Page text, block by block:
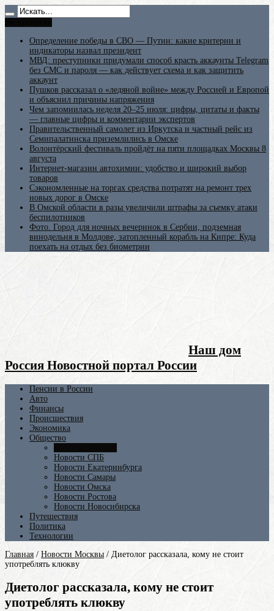
Определение победы в СВО — Путин: какие критерии и
индикаторы назвал президент
МВД: преступники придумали способ красть аккаунты Telegram
без СМС и пароля — как действует схема и как защитить
аккаунт
Пушков рассказал о «ледяной войне» между Россией и Европой
и объяснил причины напряжения
Чем запомнилась неделя 20–25 июля: цифры, цитаты и факты
— главные цифры и комментарии экспертов
Правительственный самолет из Иркутска и частный рейс из
Семипалатинска приземлились в Омске
Волонтёрский фестиваль пройдёт на пяти площадках Москвы 8
августа
Интернет-магазин автохимии: удобство и широкий выбор
товаров
Сэкономленные на торгах средства потратят на ремонт трех
новых дорог в Омске
В Омской области в разы увеличили штрафы за съемку атаки
беспилотников
Фото. Город для ночных вечеринок в Сербии, подземная
винодельня в Молдове, затопленный корабль на Кипре: Куда
поехать на отдых без биометрии
Наш дом
Россия Новостной портал России
Пенсии в России
Авто
Финансы
Происшествия
Экономика
Общество
Новости СПБ
Новости Екатеринбурга
Новости Самары
Новости Омска
Новости Ростова
Новости Новосибирска
Путешествия
Политика
Технологии
Главная / Новости Москвы / Диетолог рассказала, кому не стоит
употреблять клюкву
Диетолог рассказала, кому не стоит
употреблять клюкву